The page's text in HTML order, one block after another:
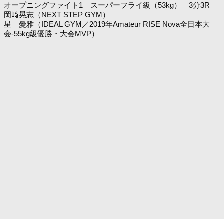
オープニングファイト1 スーパーフライ級（53kg） 3分3R
岡﨑晃志（NEXT STEP GYM）
星 憂雅（IDEAL GYM／2019年Amateur RISE Nova全日本大
会-55kg級優勝・大会MVP）